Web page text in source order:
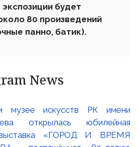
будет
80 произведений
панно, батик).
News